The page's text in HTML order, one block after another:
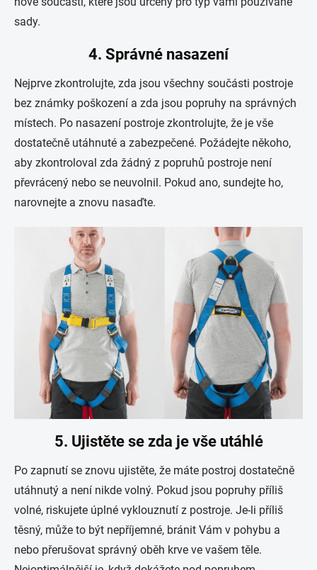
sady.
4. Správné nasazení
Nejprve zkontrolujte, zda jsou všechny součásti postroje
bez známky poškození a zda jsou popruhy na správných
místech. Po nasazení postroje zkontrolujte, že je vše
dostatečně utáhnuté a zabezpečené. Požádejte někoho,
aby zkontroloval zda žádný z popruhů postroje není
převrácený nebo se neuvolnil. Pokud ano, sundejte ho,
narovnejte a znovu nasaďte.
5. Ujistěte se zda je vše utáhlé
Po zapnutí se znovu ujistěte, že máte postroj dostatečně
utáhnutý a není nikde volný. Pokud jsou popruhy příliš
volné, riskujete úplné vyklouznutí z postroje. Je-li příliš
těsný, může to být nepříjemné, bránit Vám v pohybu a
nebo přerušovat správný oběh krve ve vašem těle.